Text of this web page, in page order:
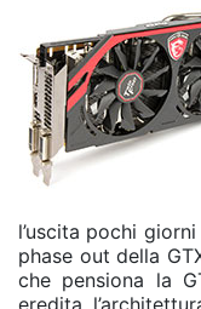
l’uscita pochi
phase out della
che pensiona la